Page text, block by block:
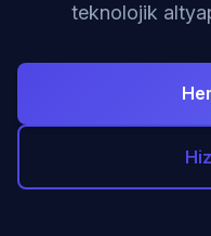
teknolojik